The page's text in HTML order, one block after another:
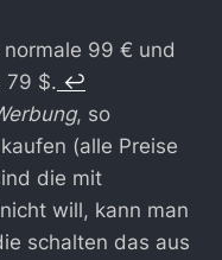
99 € und
79 $. ↩
, so
(alle Preise
die mit
will, kann man
schalten das aus